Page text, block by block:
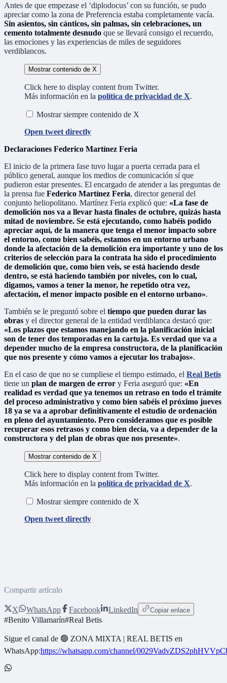
Antes de que empezase el ‘diplodocus’ con su función, se pudo
apreciar como la zona de Preferencia estaba completamente vacía.
Sin asientos, sin cánticos, sin palmas, sin celebraciones, un
cemento totalmente desnudo que se llevará consigo el recuerdo,
las emociones y las experiencias de miles de seguidores
verdiblancos.
Mostrar contenido de X
Click here to display content from Twitter.
Más información en la política de privacidad de X.
Mostrar siempre contenido de X
Open tweet directly
Declaraciones Federico Martínez Feria
El inicio de la primera fase tuvo lugar a puerta cerrada para el
público general, aunque los medios de comunicación sí que
pudieron estar presentes. El encargado de atender a las preguntas de
la prensa fue Federico Martínez Feria, director general del
conjunto heliopolitano. Martínez Feria explicó que: «La fase de
demolición nos va a llevar hasta finales de octubre, quizás hasta
mitad de noviembre. Se está ejecutando, como habéis podido
apreciar aquí, de la manera que tenga el menor impacto sobre
el entorno, como bien sabéis, estamos en un entorno urbano
donde la afectación de la demolición era importante y uno de los
criterios de selección para la contrata ha sido el procedimiento
de demolición que, como bien veis, se está haciendo desde
dentro, se está haciendo también por niveles, con lo cual,
digamos, vamos a tener la menor, he repetido otra vez,
afectación, el menor impacto posible en el entorno urbano».
También se le preguntó sobre el tiempo que pueden durar las
obras y el director general de la entidad verdiblanca destacó que:
«Los plazos que estamos manejando en la planificación inicial
son de tener dos temporadas en la cartuja. Es verdad que va a
depender mucho de la empresa constructora, de la planificación
que nos presente y cómo vamos a ejecutar los trabajos».
En el caso de que no se cumpliese el tiempo estimado, el Real Betis
tiene un plan de margen de error y Feria aseguró que: «En
realidad es verdad que ya tenemos un retraso en todo el trámite
del proceso administrativo y como bien sabéis el próximo jueves
18 ya se va a aprobar definitivamente el estudio de ordenación
en pleno del ayuntamiento. Pero consideramos que es posible
recuperar esos retrasos y como bien decía, va a depender de la
constructora y del plan de obras que nos presente».
Mostrar contenido de X
Click here to display content from Twitter.
Más información en la política de privacidad de X.
Mostrar siempre contenido de X
Open tweet directly
Compartir artículo
X WhatsApp Facebook LinkedIn Copiar enlace
#Benito Villamarín#Real Betis
Sigue el canal de 🟢 ZONA MIXTA | REAL BETIS en
WhatsApp:https://whatsapp.com/channel/